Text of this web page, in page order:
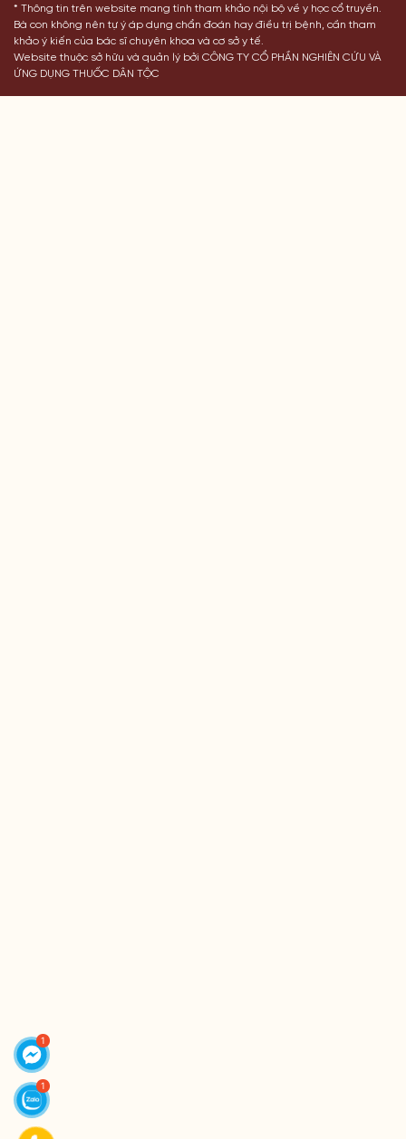
* Thông tin trên website mang tính tham khảo nội bộ về y học cổ truyền.
Bà con không nên tự ý áp dụng chẩn đoán hay điều trị bệnh, cần tham
khảo ý kiến của bác sĩ chuyên khoa và cơ sở y tế.
Website thuộc sở hữu và quản lý bởi CÔNG TY CỔ PHẦN NGHIÊN CỨU VÀ
ỨNG DỤNG THUỐC DÂN TỘC